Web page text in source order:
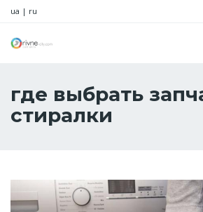
ua | ru
где выбрать
стиралки